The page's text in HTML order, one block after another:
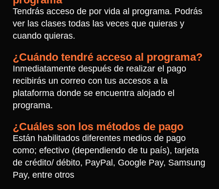
Tendrás acceso de por vida al programa. Podrás
ver las clases todas las veces que quieras y
cuando quieras.
¿Cuándo tendré acceso al programa?
Inmediatamente después de realizar el pago
recibirás un correo con tus accesos a la
plataforma donde se encuentra alojado el
programa.
¿Cuáles son los métodos de pago
Están habilitados diferentes medios de pago
como; efectivo (dependiendo de tu país), tarjeta
de crédito/ débito, PayPal, Google Pay, Samsung
Pay, entre otros